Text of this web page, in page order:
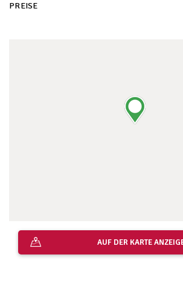
PREISE
AUF DER KARTE